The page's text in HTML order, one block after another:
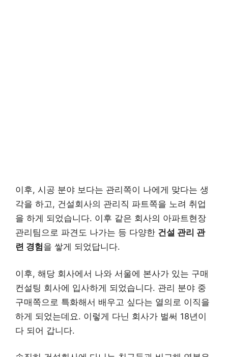
이후, 시공 분야 보다는 관리쪽이 나에게 맞다는 생
각을 하고, 건설회사의 관리직 파트쪽을 노려 취업
을 하게 되었습니다. 이후 같은 회사의 아파트현장
관리팀으로 파견도 나가는 등 다양한 건설 관리 관
련 경험을 쌓게 되었답니다.
이후, 해당 회사에서 나와 서울에 본사가 있는 구매
컨설팅 회사에 입사하게 되었습니다. 관리 분야 중
구매쪽으로 특화해서 배우고 싶다는 열의로 이직을
하게 되었는데요. 이렇게 다닌 회사가 벌써 18년이
다 되어 갑니다.